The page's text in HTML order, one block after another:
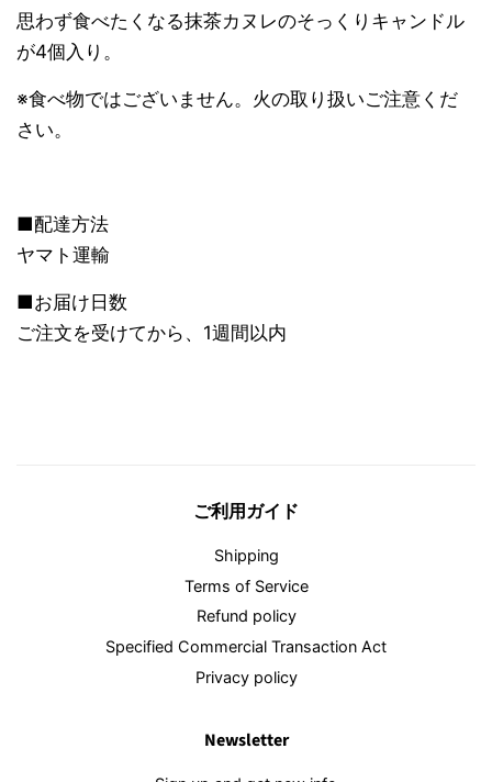
思わず食べたくなる抹茶カヌレのそっくりキャンドル
が4個入り。
※食べ物ではございません。火の取り扱いご注意くだ
さい。
■配達方法
ヤマト運輸
■お届け日数
ご注文を受けてから、1週間以内
ご利用ガイド
Shipping
Terms of Service
Refund policy
Specified Commercial Transaction Act
Privacy policy
Newsletter